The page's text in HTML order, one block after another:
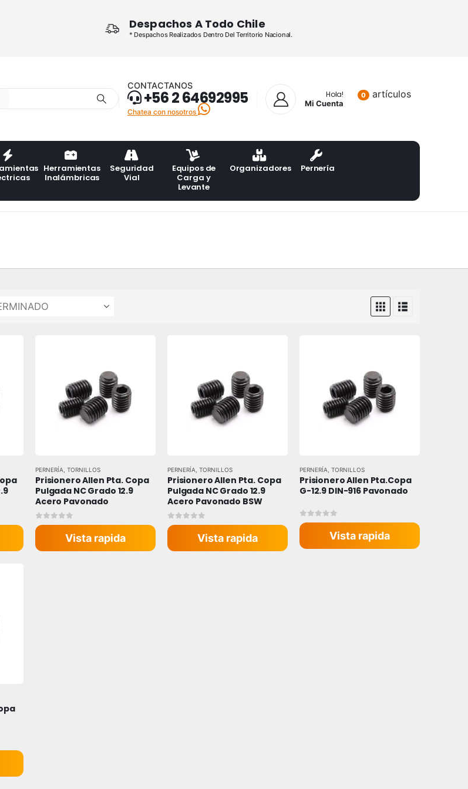
Despachos A Todo Chile
* Despachos Realizados Dentro Del Territorio Nacional.
CONTACTANOS
+56 2 64692995
Chatea con nosotros
Hola!
Mi Cuenta
0 artículos
Herramientas
Inalámbricas
Seguridad
Vial
Equipos de
Carga y
Levante
Organizadores Pernería
PERNERÍA TORNILLOS
Prisionero Allen Pta. Copa
Pulgada NC Grado 12.9
Acero Pavonado
0out of 5
Vista rapida
PERNERÍA TORNILLOS
Prisionero Allen Pta. Copa
Pulgada NC Grado 12.9
Acero Pavonado BSW
0out of 5
Vista rapida
PERNERÍA TORNILLOS
Prisionero Allen Pta.Copa
G-12.9 DIN-916 Pavonado
0out of 5
Vista rapida